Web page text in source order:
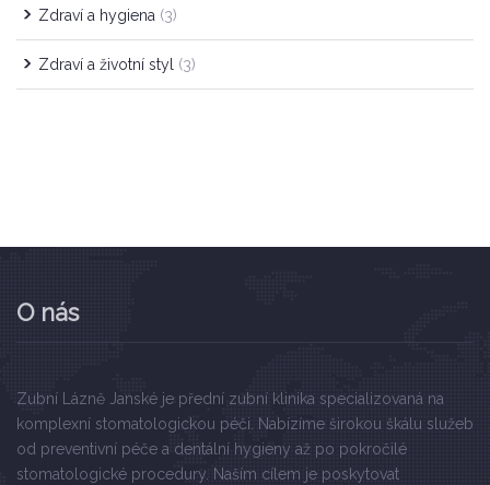
Zdraví a hygiena (3)
Zdraví a životní styl (3)
O nás
Zubní Lázně Janské je přední zubní klinika specializovaná na
komplexní stomatologickou péči. Nabízíme širokou škálu služeb
od preventivní péče a dentální hygieny až po pokročilé
stomatologické procedury. Naším cílem je poskytovat